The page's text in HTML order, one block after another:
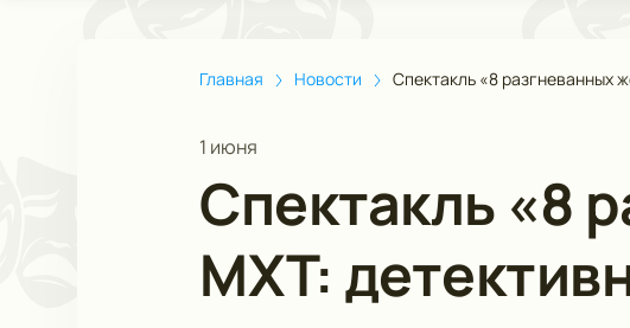
Главная Новости Спектакль «8 разгневанных
1 июня
Спектакль «8
МХТ: